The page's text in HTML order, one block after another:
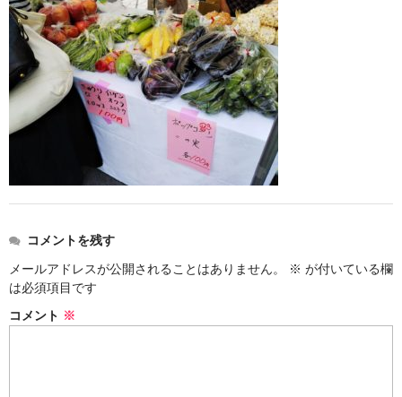
お勧め商品
新商品
MONDE SELECTION
ご当地シリーズ
草津産熊笹
キャラクター
ゆもみちゃん
スイーツ
コメントを残す
メールアドレスが公開されることはありません。
※ が付いている欄
は必須項目です
コメント ※